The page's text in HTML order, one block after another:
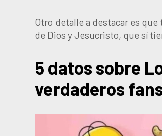
Otro detalle a destacar es
de Dios y Jesucristo, que sí
5 datos sobre
verdaderos